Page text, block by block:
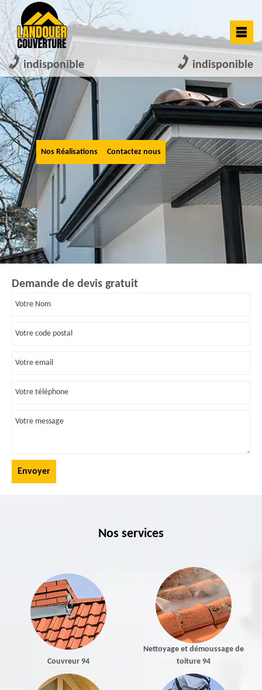
indisponible indisponible
Nos Réalisations Contactez nous
Demande de devis gratuit
Nos services
Couvreur 94
Nettoyage et démoussage de
toiture 94